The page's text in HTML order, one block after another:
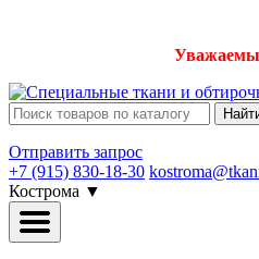
Отправить запрос
+7 (915) 830-18-30
Кострома ▼